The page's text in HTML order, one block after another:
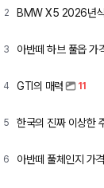
2 BMW X5 2026년
3
4 GTI의 매력 11
5 한국의 진짜 이상한
6